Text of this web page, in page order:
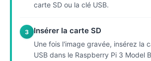
carte SD ou la clé USB.
3 Insérer la carte SD
Une fois l'image gravée, insérez la
USB dans le Raspberry Pi 3 Model